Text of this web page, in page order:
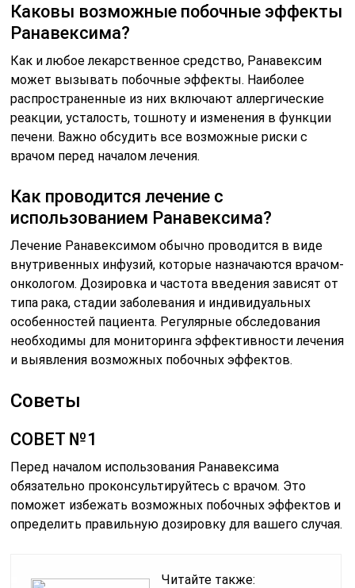
Каковы возможные побочные эффекты
Ранавексима?
Как и любое лекарственное средство, Ранавексим
может вызывать побочные эффекты. Наиболее
распространенные из них включают аллергические
реакции, усталость, тошноту и изменения в функции
печени. Важно обсудить все возможные риски с
врачом перед началом лечения.
Как проводится лечение с
использованием Ранавексима?
Лечение Ранавексимом обычно проводится в виде
внутривенных инфузий, которые назначаются врачом-
онкологом. Дозировка и частота введения зависят от
типа рака, стадии заболевания и индивидуальных
особенностей пациента. Регулярные обследования
необходимы для мониторинга эффективности лечения
и выявления возможных побочных эффектов.
Советы
СОВЕТ №1
Перед началом использования Ранавексима
обязательно проконсультируйтесь с врачом. Это
поможет избежать возможных побочных эффектов и
определить правильную дозировку для вашего случая.
Читайте также: